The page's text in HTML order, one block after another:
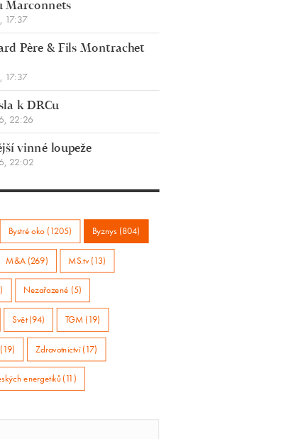
Marconnets
17:37
Père & Fils Montrachet
17:37
k DRCu
22:26
vinné loupeže
22:02
Bystré oko (1205) Byznys (804)
M&A (269) MS.tv (13)
Nezařazené (5)
Svět (94) TGM (19)
Zdravotnictví (17)
energetiků (11)